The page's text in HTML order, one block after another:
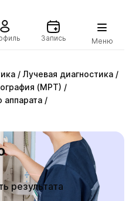
Запись Меню
/ Лучевая диагностика /
(МРТ) /
аппарата /
результата